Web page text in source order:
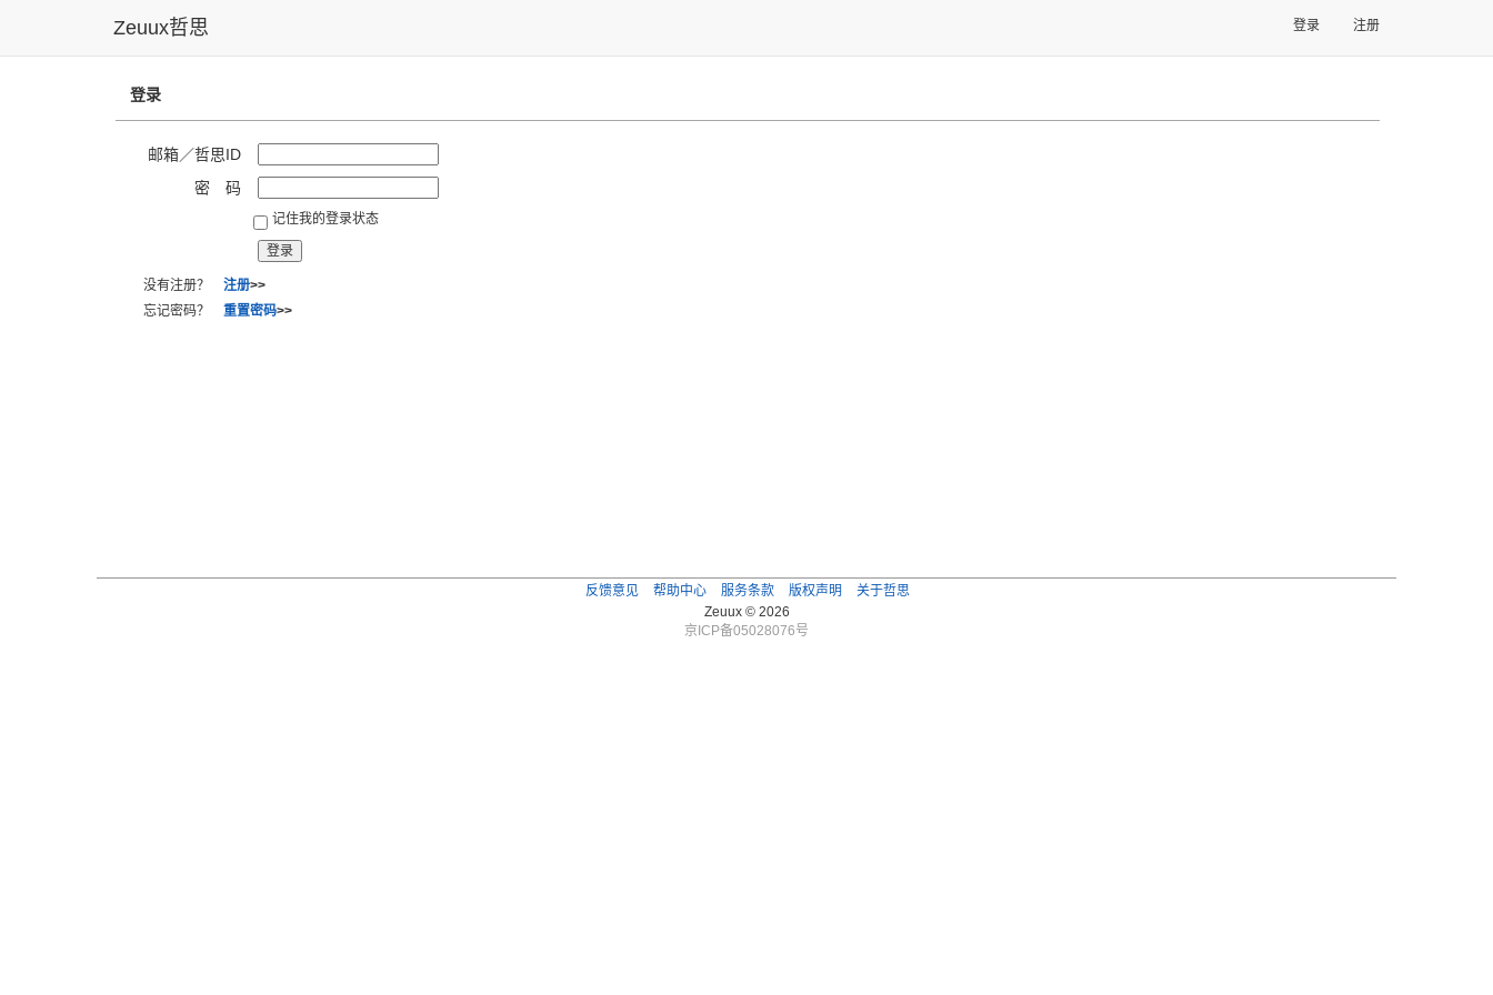
Zeuux哲思 登录 注册
登录
邮箱／哲思ID
密 码
记住我的登录状态
没有注册？ 注册>>
忘记密码？ 重置密码>>
反馈意见 帮助中心 服务条款 版权声明
关于哲思
Zeuux © 2026
京ICP备05028076号